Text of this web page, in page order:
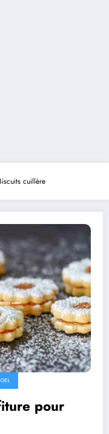
cuillère
pour